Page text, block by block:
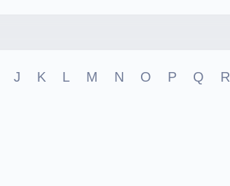
J K L M N O P Q R